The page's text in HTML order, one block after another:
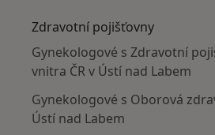
Zdravotní pojišťovny
Gynekologové s Zdravotní
vnitra ČR v Ústí nad Labem
Gynekologové s Oborová
Ústí nad Labem